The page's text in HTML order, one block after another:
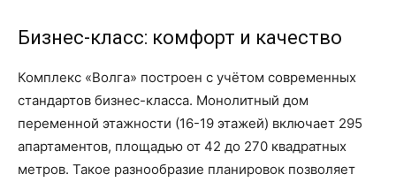
Бизнес-класс: комфорт и качество
Комплекс «Волга» построен с учётом современных
стандартов бизнес-класса. Монолитный дом
переменной этажности (16-19 этажей) включает 295
апартаментов, площадью от 42 до 270 квадратных
метров. Такое разнообразие планировок позволяет